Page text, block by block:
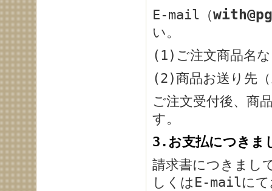
E-mail（
い。
(1)ご注文商品名
(2)商品お送り先
ご注文受付後、商
す
3.お支払につきま
請求書につきまし
しくはE-mailにて